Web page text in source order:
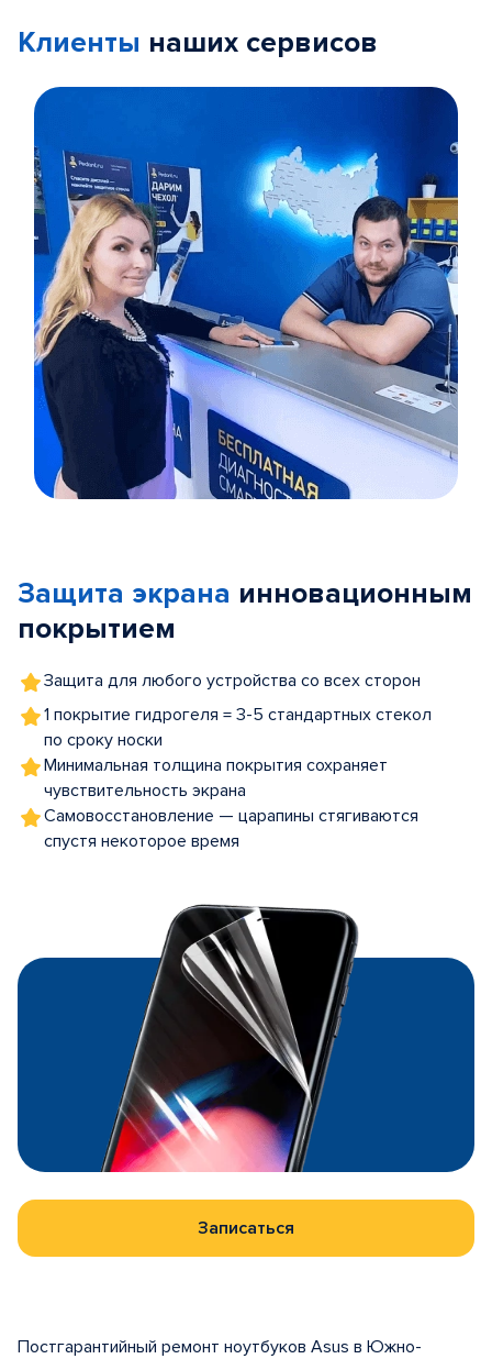
Клиенты наших сервисов
5
Защита экрана инновационным
покрытием
Защита для любого устройства со всех сторон
1 покрытие гидрогеля = 3-5 стандартных стекол
по сроку носки
Минимальная толщина покрытия сохраняет
чувствительность экрана
Самовосстановление — царапины стягиваются
спустя некоторое время
Записаться
Постгарантийный ремонт ноутбуков Asus в Южно-